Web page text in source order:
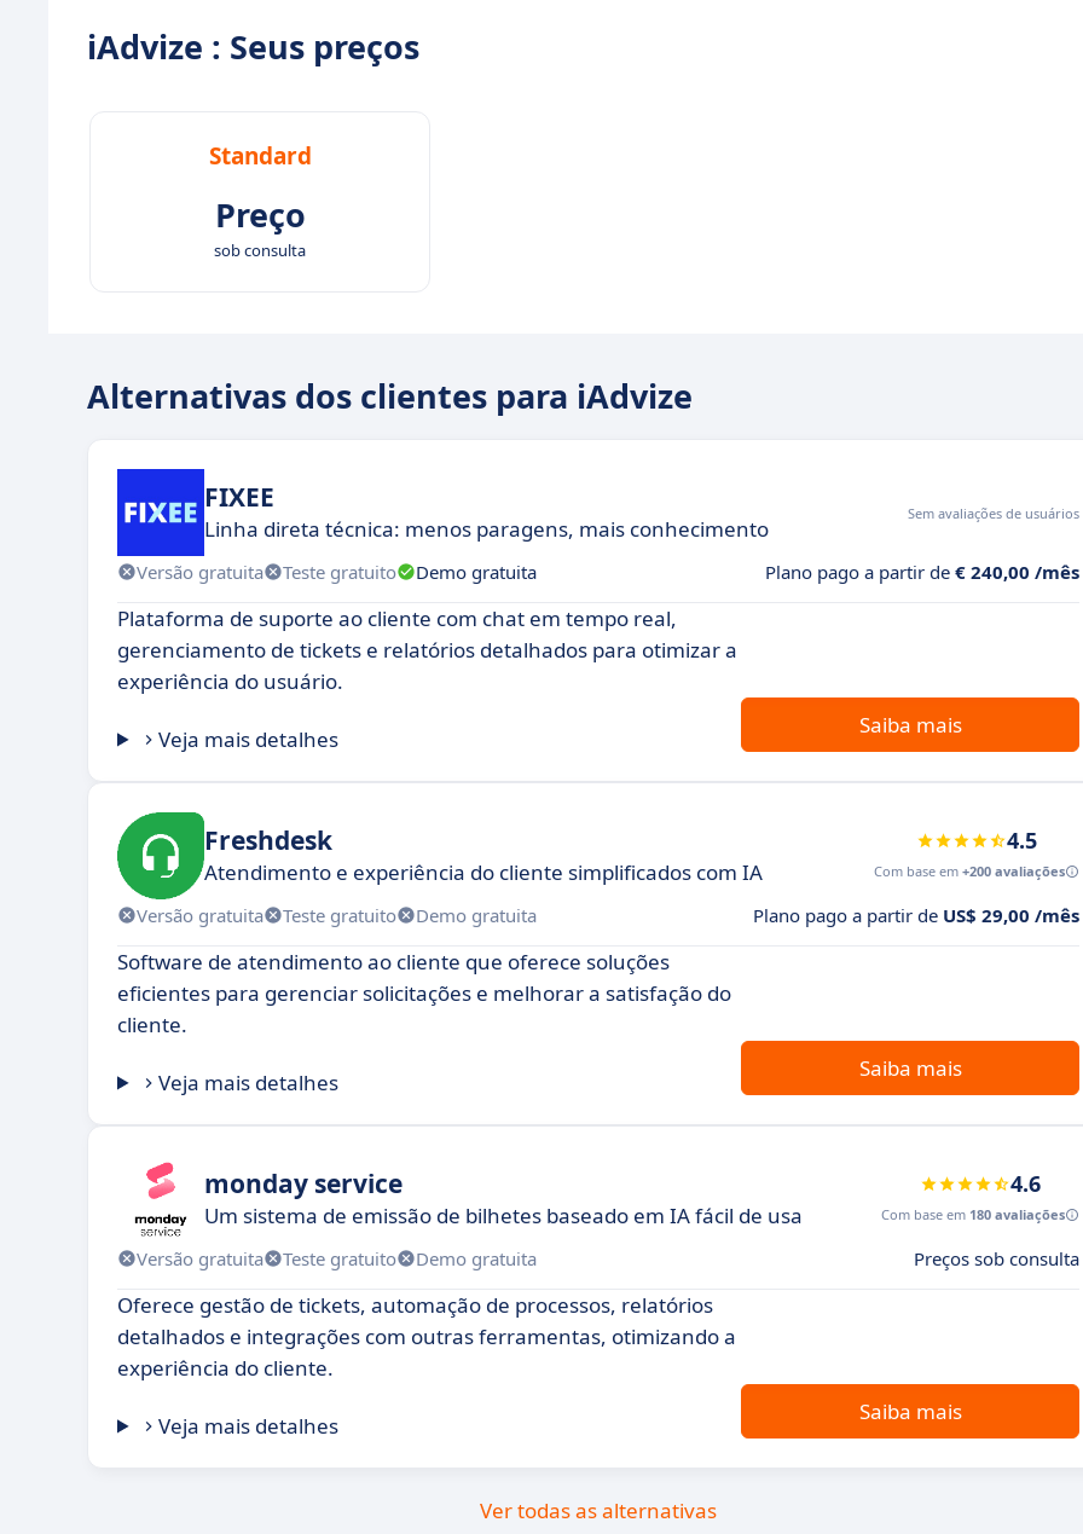
iAdvize : Seus preços
Standard
Preço
sob consulta
Alternativas dos clientes para iAdvize
FIXEE
Linha direta técnica: menos paragens, mais conhecimento
Sem avaliações de usuários
Versão gratuita Teste gratuito Demo gratuita Plano pago a partir de € 240,00 /mês
Plataforma de suporte ao cliente com chat em tempo real,
gerenciamento de tickets e relatórios detalhados para otimizar a
experiência do usuário.
Veja mais detalhes
Saiba mais
Freshdesk
Atendimento e experiência do cliente simplificados com IA
4.5
Com base em +200 avaliações
Versão gratuita Teste gratuito Demo gratuita Plano pago a partir de US$ 29,00 /mês
Software de atendimento ao cliente que oferece soluções
eficientes para gerenciar solicitações e melhorar a satisfação do
cliente.
Veja mais detalhes
Saiba mais
monday service
Um sistema de emissão de bilhetes baseado em IA fácil de usa
4.6
Com base em 180 avaliações
Versão gratuita Teste gratuito Demo gratuita Preços sob consulta
Oferece gestão de tickets, automação de processos, relatórios
detalhados e integrações com outras ferramentas, otimizando a
experiência do cliente.
Veja mais detalhes
Saiba mais
Ver todas as alternativas